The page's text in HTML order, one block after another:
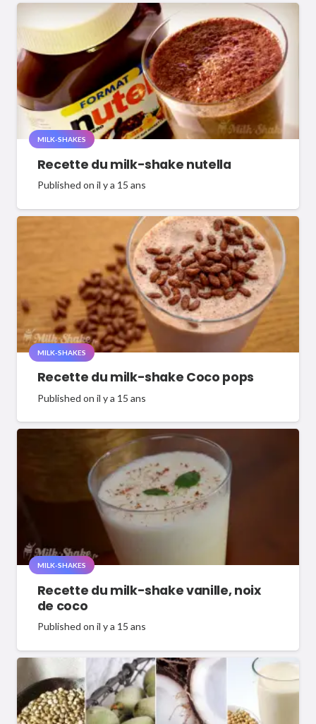
MILK-SHAKES
Recette du milk-shake nutella
Published on il y a 15 ans
MILK-SHAKES
Recette du milk-shake Coco pops
Published on il y a 15 ans
MILK-SHAKES
Recette du milk-shake vanille, noix
de coco
Published on il y a 15 ans